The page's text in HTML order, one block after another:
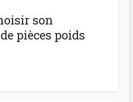
son
pièces poids